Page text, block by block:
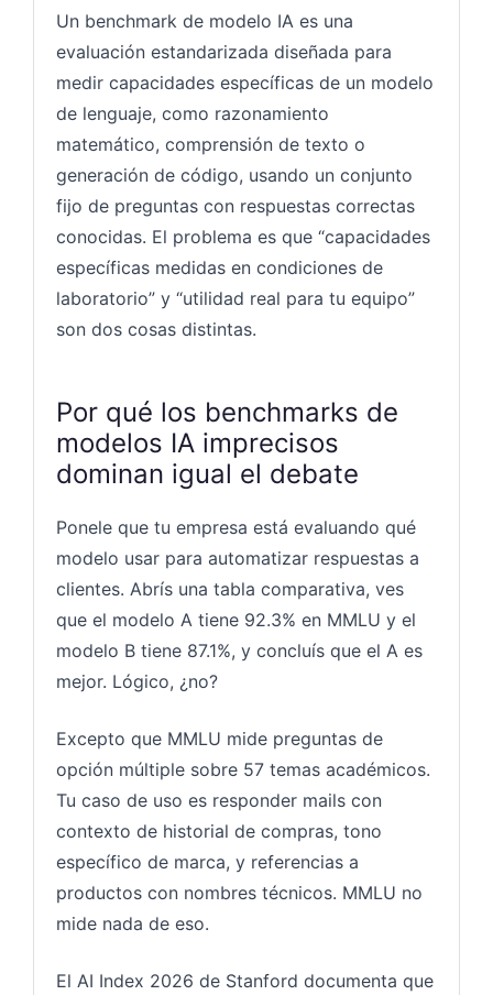
Un benchmark de modelo IA es una
evaluación estandarizada diseñada para
medir capacidades específicas de un modelo
de lenguaje, como razonamiento
matemático, comprensión de texto o
generación de código, usando un conjunto
fijo de preguntas con respuestas correctas
conocidas. El problema es que “capacidades
específicas medidas en condiciones de
laboratorio” y “utilidad real para tu equipo”
son dos cosas distintas.
Por qué los benchmarks de
modelos IA imprecisos
dominan igual el debate
Ponele que tu empresa está evaluando qué
modelo usar para automatizar respuestas a
clientes. Abrís una tabla comparativa, ves
que el modelo A tiene 92.3% en MMLU y el
modelo B tiene 87.1%, y concluís que el A es
mejor. Lógico, ¿no?
Excepto que MMLU mide preguntas de
opción múltiple sobre 57 temas académicos.
Tu caso de uso es responder mails con
contexto de historial de compras, tono
específico de marca, y referencias a
productos con nombres técnicos. MMLU no
mide nada de eso.
El AI Index 2026 de Stanford documenta que